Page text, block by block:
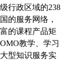
行政区域的238
的服务网络，
的课程产品矩
教学、学习
型知识服务实